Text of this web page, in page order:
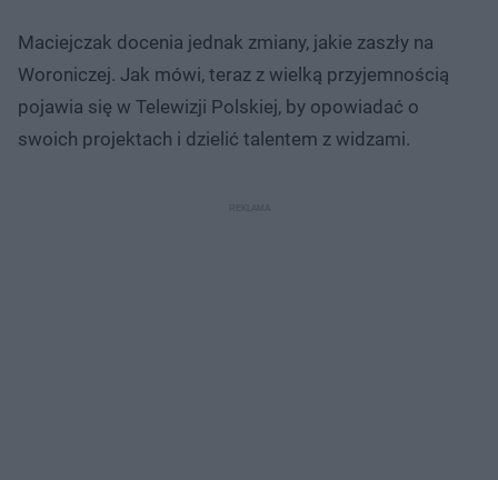
Maciejczak docenia jednak zmiany, jakie zaszły na
Woroniczej. Jak mówi, teraz z wielką przyjemnością
pojawia się w Telewizji Polskiej, by opowiadać o
swoich projektach i dzielić talentem z widzami.